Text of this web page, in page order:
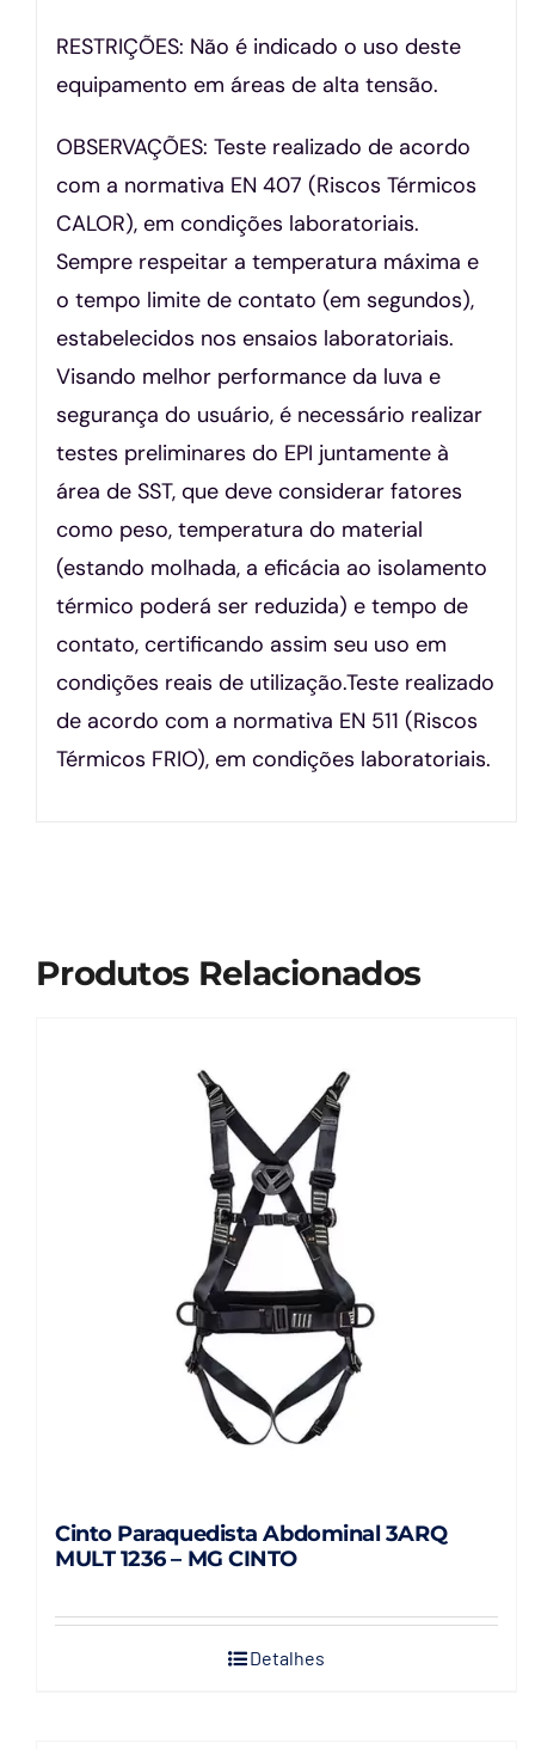
RESTRIÇÕES: Não é indicado o uso deste
equipamento em áreas de alta tensão.
OBSERVAÇÕES: Teste realizado de acordo
com a normativa EN 407 (Riscos Térmicos
CALOR), em condições laboratoriais.
Sempre respeitar a temperatura máxima e
o tempo limite de contato (em segundos),
estabelecidos nos ensaios laboratoriais.
Visando melhor performance da luva e
segurança do usuário, é necessário realizar
testes preliminares do EPI juntamente à
área de SST, que deve considerar fatores
como peso, temperatura do material
(estando molhada, a eficácia ao isolamento
térmico poderá ser reduzida) e tempo de
contato, certificando assim seu uso em
condições reais de utilização.Teste realizado
de acordo com a normativa EN 511 (Riscos
Térmicos FRIO), em condições laboratoriais.
Produtos Relacionados
Cinto Paraquedista Abdominal 3ARQ
MULT 1236 – MG CINTO
Detalhes